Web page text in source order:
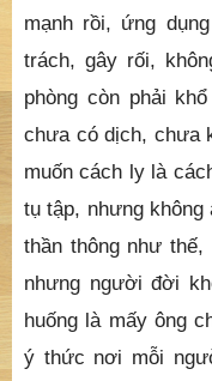
mạnh rồi, ứng
trách, gây rối,
phòng còn phải
chưa có dịch, chưa
muốn cách ly là
tụ tập, nhưng
thần thông như
nhưng người đời
huống là mấy ông
ý thức nơi mỗi